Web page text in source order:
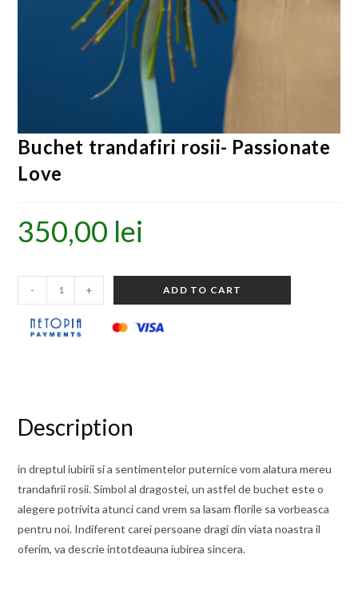
Buchet trandafiri rosii- Passionate
Love
350,00 lei
- + ADD TO CART
Description
in dreptul iubirii si a sentimentelor puternice vom alatura mereu
trandafirii rosii. Simbol al dragostei, un astfel de buchet este o
alegere potrivita atunci cand vrem sa lasam florile sa vorbeasca
pentru noi. Indiferent carei persoane dragi din viata noastra il
oferim, va descrie intotdeauna iubirea sincera.